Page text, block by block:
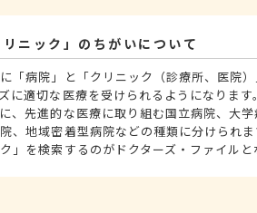
リニック」のちがいについて
「病院」と「クリニック（診療所、医院
に適切な医療を受けられるようになりま
、先進的な医療に取り組む国立病院、大
、地域密着型病院などの種類に分けられま
」を検索するのがドクターズ・ファイルと